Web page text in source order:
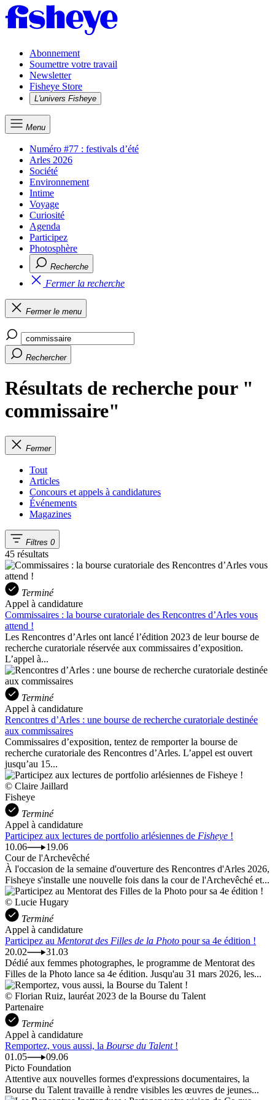
Abonnement
Soumettre votre travail
Newsletter
Fisheye Store
L'univers Fisheye
Menu
Numéro #77 : festivals d’été
Arles 2026
Société
Environnement
Intime
Voyage
Curiosité
Agenda
Participez
Photosphère
Recherche
Fermer la recherche
Fermer le menu
Rechercher
Résultats de recherche pour "
commissaire"
Fermer
Tout
Articles
Concours et appels à candidatures
Événements
Magazines
Filtres 0
45 résultats
Terminé
Appel à candidature
Commissaires : la bourse curatoriale des Rencontres d’Arles vous
attend !
Les Rencontres d’Arles ont lancé l’édition 2023 de leur bourse de
recherche curatoriale réservée aux commissaires d’exposition.
L’appel à...
Terminé
Appel à candidature
Rencontres d’Arles : une bourse de recherche curatoriale destinée
aux commissaires
Commissaires d’exposition, tentez de remporter la bourse de
recherche curatoriale des Rencontres d’Arles. L’appel est ouvert
jusqu’au 15...
© Claire Jaillard
Fisheye
Terminé
Appel à candidature
Participez aux lectures de portfolio arlésiennes de Fisheye !
10.06
19.06
Cour de l'Archevêché
À l'occasion de la semaine d'ouverture des Rencontres d'Arles 2026,
Fisheye s'installe une nouvelle fois dans la cour de l'Archevêché et...
© Lucie Hugary
Terminé
Appel à candidature
Participez au Mentorat des Filles de la Photo pour sa 4e édition !
20.02
31.03
Dédié aux femmes photographes, le programme de Mentorat des
Filles de la Photo lance sa 4e édition. Jusqu'au 31 mars 2026, les...
© Florian Ruiz, lauréat 2023 de la Bourse du Talent
Partenaire
Terminé
Appel à candidature
Remportez, vous aussi, la Bourse du Talent!
01.05
09.06
Picto Foundation
Attentive aux nouvelles formes d'expressions documentaires, la
Bourse du Talent travaille à rendre visibles les œuvres de jeunes...